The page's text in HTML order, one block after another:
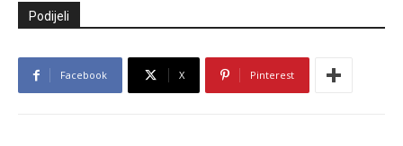
Podijeli
Facebook X Pinterest